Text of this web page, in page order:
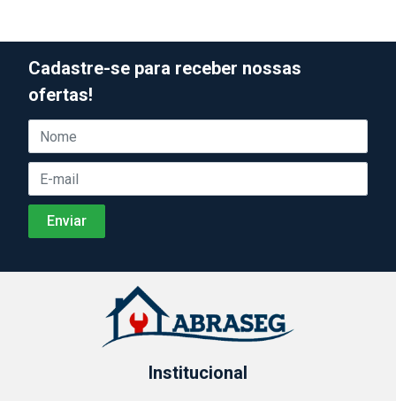
Cadastre-se para receber nossas
ofertas!
Institucional